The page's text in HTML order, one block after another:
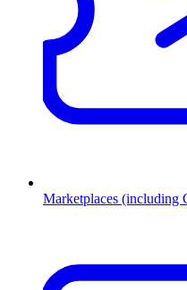
Marketplaces (including